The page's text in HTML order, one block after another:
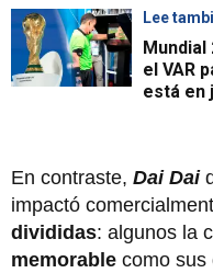
Lee
Mundial
el VAR
está en
En contraste, Dai Dai
impactó
divididas: algunos la
memorable como sus